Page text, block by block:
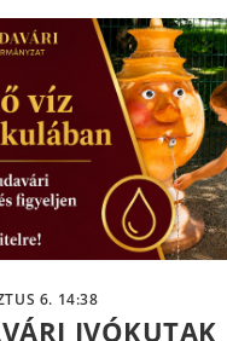
6. 14:38
IVÓKUTAK